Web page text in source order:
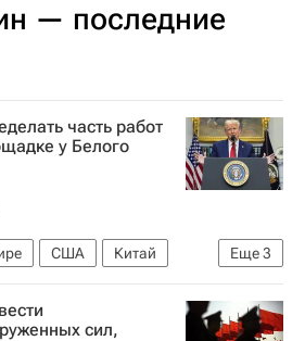
— последние
часть работ
у Белого
Еще3
США
Китай
Дональд Трамп
сил,